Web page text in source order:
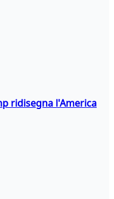
ridisegna l'America